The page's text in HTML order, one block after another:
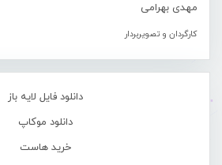
مهدی بهرامی
کارگردان و تصویربردار
دانلود فایل لایه باز
دانلود موکاپ
خرید هاست